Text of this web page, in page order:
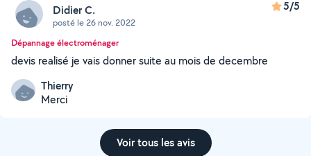
Didier C.
posté le 26 nov. 2022
5/5
Dépannage électroménager
devis realisé je vais donner suite au mois de decembre
Thierry
Merci
Voir tous les avis